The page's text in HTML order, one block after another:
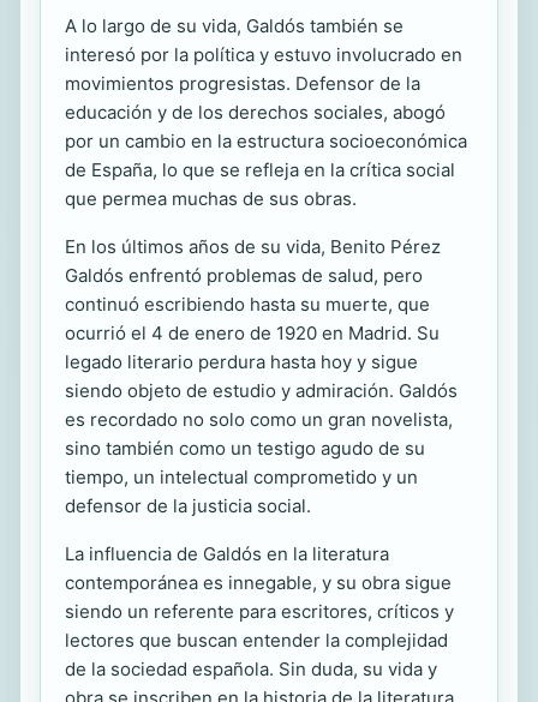
A lo largo de su vida, Galdós también se
interesó por la política y estuvo involucrado en
movimientos progresistas. Defensor de la
educación y de los derechos sociales, abogó
por un cambio en la estructura socioeconómica
de España, lo que se refleja en la crítica social
que permea muchas de sus obras.
En los últimos años de su vida, Benito Pérez
Galdós enfrentó problemas de salud, pero
continuó escribiendo hasta su muerte, que
ocurrió el 4 de enero de 1920 en Madrid. Su
legado literario perdura hasta hoy y sigue
siendo objeto de estudio y admiración. Galdós
es recordado no solo como un gran novelista,
sino también como un testigo agudo de su
tiempo, un intelectual comprometido y un
defensor de la justicia social.
La influencia de Galdós en la literatura
contemporánea es innegable, y su obra sigue
siendo un referente para escritores, críticos y
lectores que buscan entender la complejidad
de la sociedad española. Sin duda, su vida y